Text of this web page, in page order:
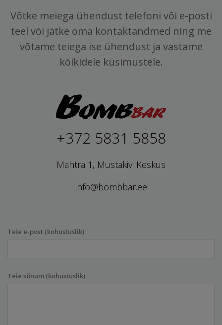
Võtke meiega ühendust telefoni või e-posti
teel või jätke oma kontaktandmed ning me
võtame teiega ise ühendust ja vastame
kõikidele küsimustele.
+372 5831 5858
Mahtra 1, Mustakivi Keskus
info@bombbar.ee
Teie e-post (kohustuslik)
Teie sõnum (kohustuslik)